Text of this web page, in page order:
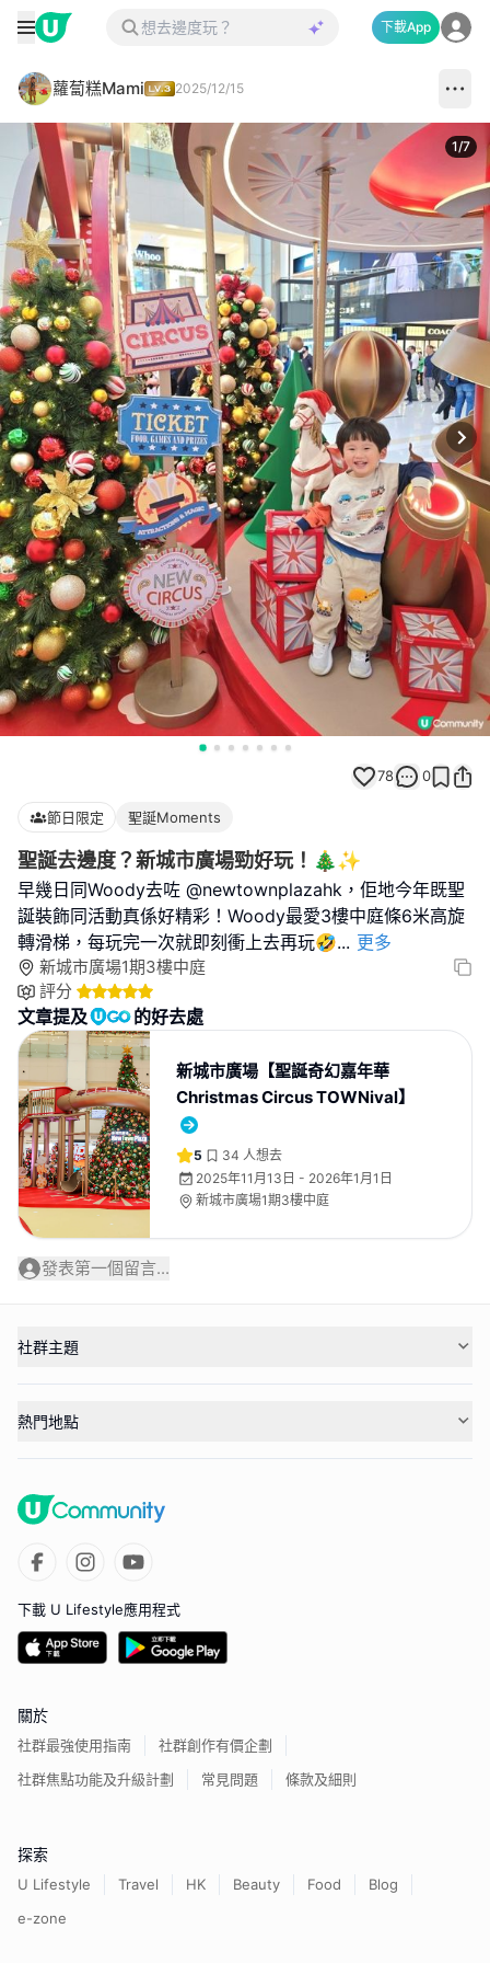
下載App
蘿蔔糕Mami 2025/12/15
1/7
78 0
節日限定 聖誕Moments
聖誕去邊度？新城市廣場勁好玩！🎄✨
早幾日同Woody去咗 @newtownplazahk，佢地今年既聖
誕裝飾同活動真係好精彩！Woody最愛3樓中庭條6米高旋
轉滑梯，每玩完一次就即刻衝上去再玩🤣... 更多
新城市廣場1期3樓中庭
評分
文章提及 的好去處
新城市廣場【聖誕奇幻嘉年華
Christmas Circus TOWNival】
5 34 人想去
2025年11月13日 - 2026年1月1日
新城市廣場1期3樓中庭
發表第一個留言...
社群主題
熱門地點
下載 U Lifestyle應用程式
關於
社群最強使用指南
社群創作有價企劃
社群焦點功能及升級計劃
常見問題 條款及細則
探索
U Lifestyle Travel HK Beauty Food
Blog
e-zone